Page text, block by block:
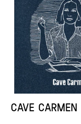
CAVE CARMEN